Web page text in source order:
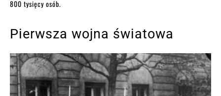
800 tysięcy osób.
Pierwsza wojna światowa